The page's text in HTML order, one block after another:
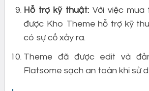
Hỗ trợ kỹ thuật:Với việc mua
được Kho Theme hỗ trợ kỹ
có sự cố xảy ra.
Theme đã được edit và
Flatsome sạch an toàn khi sử